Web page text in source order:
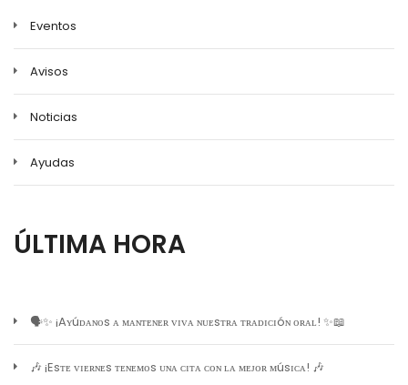
Eventos
Avisos
Noticias
Ayudas
ÚLTIMA HORA
🗣️✨ ¡Aʏúᴅᴀɴᴏs ᴀ ᴍᴀɴᴛᴇɴᴇʀ ᴠɪᴠᴀ ɴᴜᴇsᴛʀᴀ ᴛʀᴀᴅɪᴄɪóɴ ᴏʀᴀʟ! ✨📖
🎶 ¡Esᴛᴇ ᴠɪᴇʀɴᴇs ᴛᴇɴᴇᴍᴏs ᴜɴᴀ ᴄɪᴛᴀ ᴄᴏɴ ʟᴀ ᴍᴇᴊᴏʀ ᴍúsɪᴄᴀ! 🎶